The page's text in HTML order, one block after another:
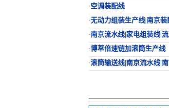
·空调装配线
·无动力组装生产线|南京
·南京流水线|家电组装线|
·博萃倍速链加滚筒生产线
·滚筒输送线|南京流水线|